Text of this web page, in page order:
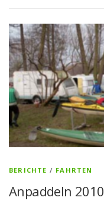
BERICHTE / FAHRTEN
Anpaddeln 2010